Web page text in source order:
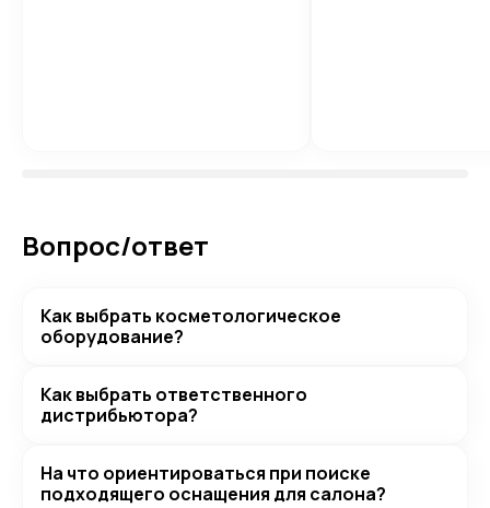
Вопрос/ответ
Как выбрать косметологическое
оборудование?
Как выбрать ответственного
дистрибьютора?
На что ориентироваться при поиске
подходящего оснащения для салона?